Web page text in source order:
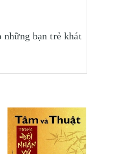
những bạn trẻ khát
- 20%